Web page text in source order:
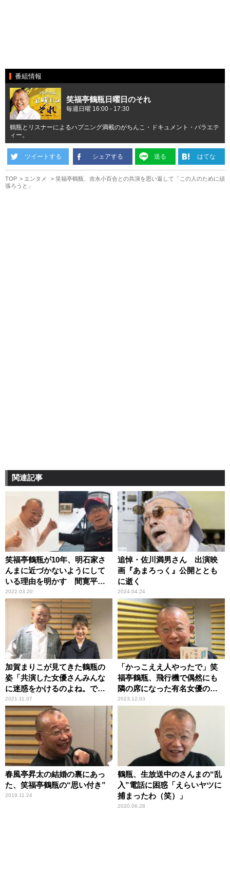
番組情報
笑福亭鶴瓶日曜日のそれ
毎週日曜 16:00 - 17:30
鶴瓶とリスナーによるハプニング満載のがちんこ・ドキュメント・バラエテ
ィー。
ツイートする シェアする 送る はてな
TOP エンタメ
笑福亭鶴瓶、吉永小百合との共演を思い返して「この人のために頑
張ろうと」
関連記事
笑福亭鶴瓶が10年、明石家さ
んまに近づかないようにして
いる理由を明かす 間寛平も
理解
2022.03.20
追悼・佐川満男さん 出演映
画『あまろっく』公開ととも
に逝く
2024.04.24
加賀まりこが見てきた鶴瓶の
姿「共演した女優さんみんな
に迷惑をかけるのよね。でも
好かれる」
2021.11.07
「かっこええ人やったで」笑
福亭鶴瓶、飛行機で偶然にも
隣の席になった有名女優の夫
に好印象
2023.12.03
春風亭昇太の結婚の裏にあっ
た、笑福亭鶴瓶の“思い付き”
2019.11.24
鶴瓶、生放送中のさんまの“乱
入”電話に困惑「えらいヤツに
捕まったわ（笑）」
2020.06.28